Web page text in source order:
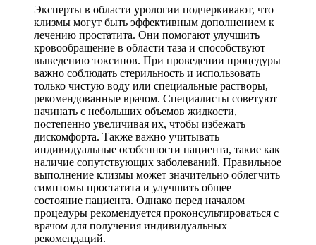
Эксперты в области урологии подчеркивают, что
клизмы могут быть эффективным дополнением к
лечению простатита. Они помогают улучшить
кровообращение в области таза и способствуют
выведению токсинов. При проведении процедуры
важно соблюдать стерильность и использовать
только чистую воду или специальные растворы,
рекомендованные врачом. Специалисты советуют
начинать с небольших объемов жидкости,
постепенно увеличивая их, чтобы избежать
дискомфорта. Также важно учитывать
индивидуальные особенности пациента, такие как
наличие сопутствующих заболеваний. Правильное
выполнение клизмы может значительно облегчить
симптомы простатита и улучшить общее
состояние пациента. Однако перед началом
процедуры рекомендуется проконсультироваться с
врачом для получения индивидуальных
рекомендаций.